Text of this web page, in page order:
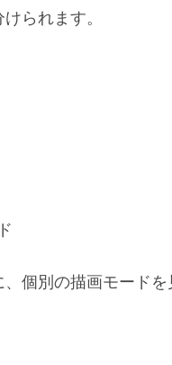
られます。
個別の描画モードを